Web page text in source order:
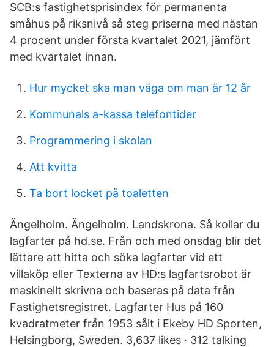
SCB:s fastighetsprisindex för permanenta
småhus på riksnivå så steg priserna med nästan
4 procent under första kvartalet 2021, jämfört
med kvartalet innan.
Hur mycket ska man väga om man är 12 år
Kommunals a-kassa telefontider
Programmering i skolan
Att kvitta
Ta bort locket på toaletten
Ängelholm. Ängelholm. Landskrona. Så kollar du
lagfarter på hd.se. Från och med onsdag blir det
lättare att hitta och söka lagfarter vid ett
villaköp eller Texterna av HD:s lagfartsrobot är
maskinellt skrivna och baseras på data från
Fastighetsregistret. Lagfarter Hus på 160
kvadratmeter från 1953 sålt i Ekeby HD Sporten,
Helsingborg, Sweden. 3,637 likes · 312 talking